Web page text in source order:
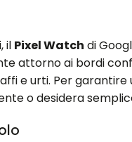
il Pixel Watch di
attorno ai bordi
e urti. Per
o desidera